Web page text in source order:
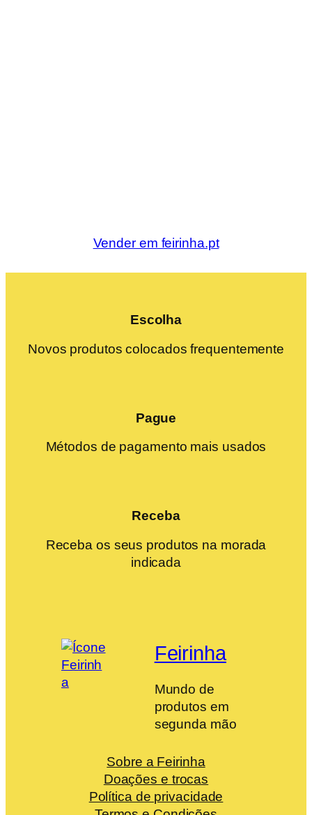
Vender em feirinha.pt
Escolha
Novos produtos colocados frequentemente
Pague
Métodos de pagamento mais usados
Receba
Receba os seus produtos na morada
indicada
Feirinha
Mundo de
produtos em
segunda mão
Sobre a Feirinha
Doações e trocas
Política de privacidade